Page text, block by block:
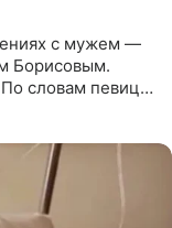
с мужем —
Борисовым.
словам певицы,